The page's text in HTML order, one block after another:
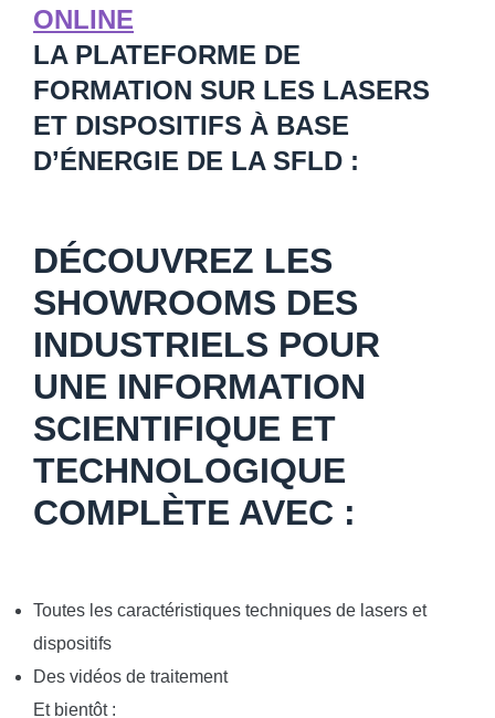
ONLINE
LA PLATEFORME DE
FORMATION SUR LES LASERS
ET DISPOSITIFS À BASE
D’ÉNERGIE DE LA SFLD :
DÉCOUVREZ LES
SHOWROOMS DES
INDUSTRIELS POUR
UNE INFORMATION
SCIENTIFIQUE ET
TECHNOLOGIQUE
COMPLÈTE AVEC :
Toutes les caractéristiques techniques de lasers et
dispositifs
Des vidéos de traitement
Et bientôt :